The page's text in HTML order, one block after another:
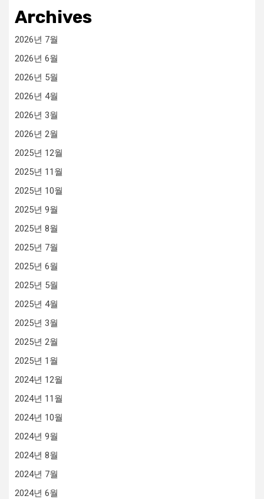
Archives
2026년 7월
2026년 6월
2026년 5월
2026년 4월
2026년 3월
2026년 2월
2025년 12월
2025년 11월
2025년 10월
2025년 9월
2025년 8월
2025년 7월
2025년 6월
2025년 5월
2025년 4월
2025년 3월
2025년 2월
2025년 1월
2024년 12월
2024년 11월
2024년 10월
2024년 9월
2024년 8월
2024년 7월
2024년 6월